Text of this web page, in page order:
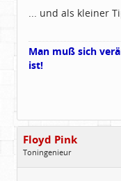
... und als kleiner
Man muß sich
ist!
Floyd Pink
Toningenieur
Geschlecht:
keine